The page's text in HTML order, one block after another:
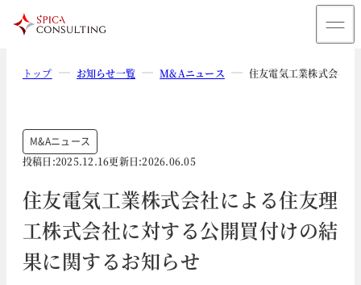
トップ お知らせ一覧 M&Aニュース 住友電気工業株式会社
M&Aニュース
投稿日:2025.12.16更新日:2026.06.05
住友電気工業株式会社による住友理
工株式会社に対する公開買付けの結
果に関するお知らせ